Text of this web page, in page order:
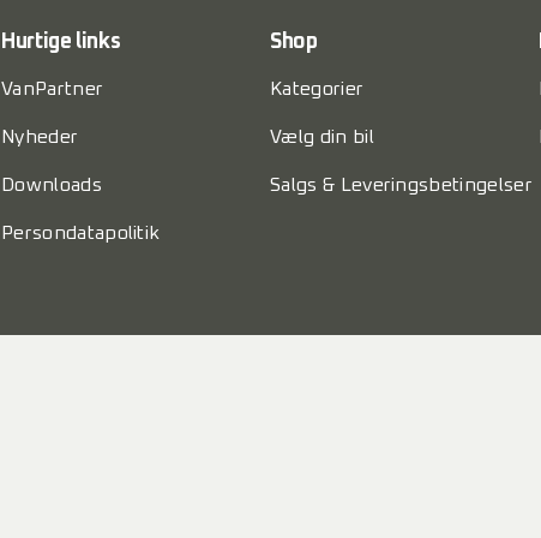
Hurtige links
VanPartner
Nyheder
Downloads
Persondatapolitik
Shop
Kategorier
Vælg din bil
Salgs & Leveringsbetingelser